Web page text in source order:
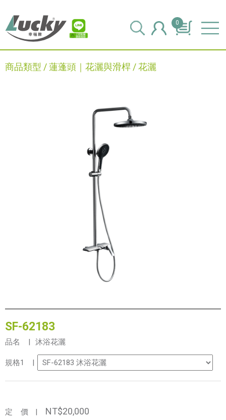
0
商品類型 /蓮蓬頭｜花灑與滑桿 /花灑
SF-62183
品名 | 沐浴花灑
規格1 |
定 價 | NT$20,000